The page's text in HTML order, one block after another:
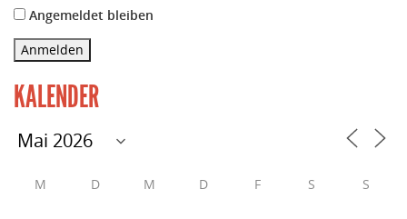
Angemeldet bleiben
Anmelden
KALENDER
M D M D F S S